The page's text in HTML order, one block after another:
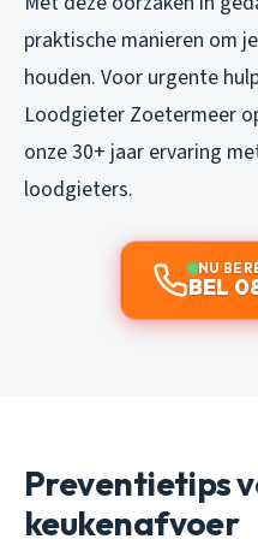
praktische manieren om
houden. Voor urgente
Loodgieter Zoetermeer
onze 30+ jaar ervaring
loodgieters.
NU
BEL
Preventietips
keukenafvoer